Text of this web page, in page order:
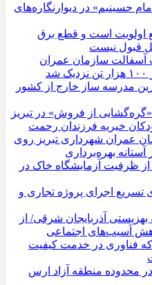
حسینیم» در دیوارنگاره‌های
اولویت است و قطع برق
قبول نیست
آسفالت سازمان عمران
مدرسه ‌ساز خارج از کشور
از فروش» در تبریز
خیریه فرزندان رحمت
عمران شهرداری تبریز روی
بهره‌برداری
ظرفیت آزمایشگاه خاک در
تسریع اجرای پروژه تجاری و
بهزیستی آذربایجان شرقی/ از
آسیب‌های اجتماعی
که فناوری در خدمت کیفیت
محدوده منطقه آزاد ارس